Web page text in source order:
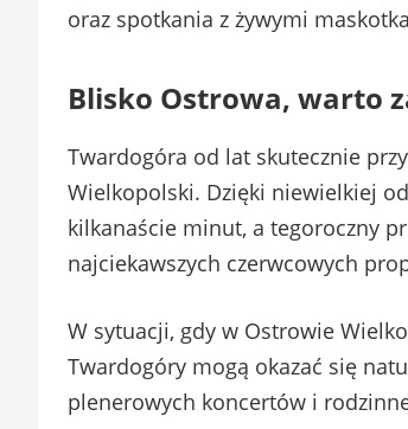
oraz spotkania z żywymi
Blisko Ostrowa, warto
Twardogóra od lat skutecznie
Wielkopolski. Dzięki niewielkiej
kilkanaście minut, a tegoroczny
najciekawszych czerwcowych
W sytuacji, gdy w Ostrowie
Twardogóry mogą okazać się
plenerowych koncertów i